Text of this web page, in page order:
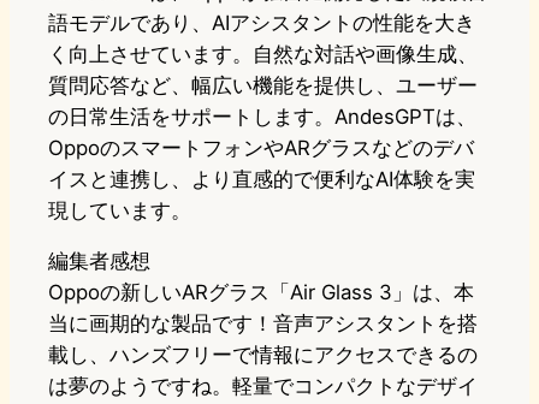
語モデルであり、AIアシスタントの性能を大き
く向上させています。自然な対話や画像生成、
質問応答など、幅広い機能を提供し、ユーザー
の日常生活をサポートします。AndesGPTは、
OppoのスマートフォンやARグラスなどのデバ
イスと連携し、より直感的で便利なAI体験を実
現しています。
編集者感想
Oppoの新しいARグラス「Air Glass 3」は、本
当に画期的な製品です！音声アシスタントを搭
載し、ハンズフリーで情報にアクセスできるの
は夢のようですね。軽量でコンパクトなデザイ